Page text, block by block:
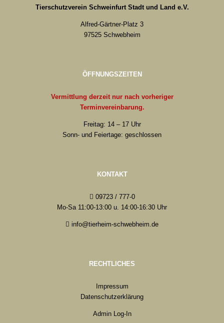
Tierschutzverein Schweinfurt Stadt und Land e.V.
Alfred-Gärtner-Platz 3
97525 Schwebheim
ÖFFNUNGSZEITEN
Vermittlung derzeit nur nach vorheriger
Terminvereinbarung.
Freitag: 14 – 17 Uhr
Sonn- und Feiertage: geschlossen
KONTAKT
09723 / 777-0
Mo-Sa 11:00-13:00 u. 14:00-16:30 Uhr
info@tierheim-schwebheim.de
RECHTLICHES
Impressum
Datenschutzerklärung
Admin Log-In